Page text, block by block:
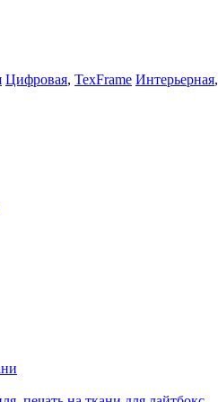
Цифровая, TexFrame Интерьерная,